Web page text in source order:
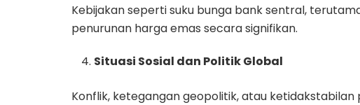
Kebijakan seperti suku bunga bank sentral,
penurunan harga emas secara signifikan.
Situasi Sosial dan Politik Global
Konflik, ketegangan geopolitik, atau